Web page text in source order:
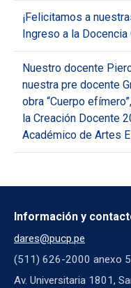
¡Felicitamos a
Ingreso a la Docencia
Nuestro docente
nuestra pre docente
obra “Cuerpo
la Creación Docente
Académico de Artes
Información y
dares@pucp.pe
(511) 626-2000 anexo
Av. Universitaria 1801,